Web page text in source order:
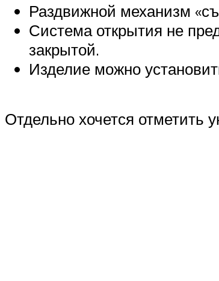
Раздвижной механизм
Система открытия не
закрытой.
Изделие можно
Отдельно хочется отметить